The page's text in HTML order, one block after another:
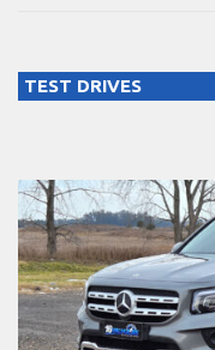
TEST DRIVES